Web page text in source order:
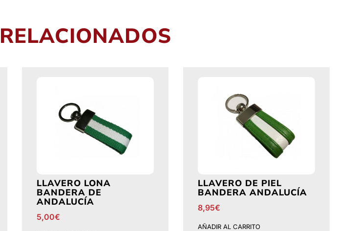
LLAVERO LONA
BANDERA DE
ANDALUCÍA
5,00€
LLAVERO DE PIEL
BANDERA ANDALUCÍA
8,95€
AÑADIR AL CARRITO